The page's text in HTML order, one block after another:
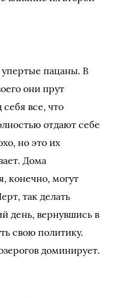
пацаны. В
они прут
все, что
отдают себе
но это их
Дома
конечно, могут
так делать
день, вернувшись в
свою политику.
доминирует.